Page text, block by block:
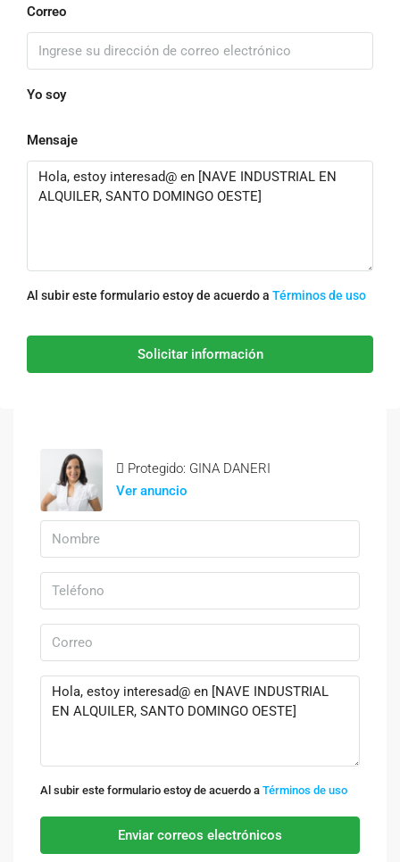
Correo
Yo soy
Mensaje
Al subir este formulario estoy de acuerdo a Términos de uso
Solicitar información
Protegido: GINA DANERI
Ver anuncio
Al subir este formulario estoy de acuerdo a Términos de uso
Enviar correos electrónicos